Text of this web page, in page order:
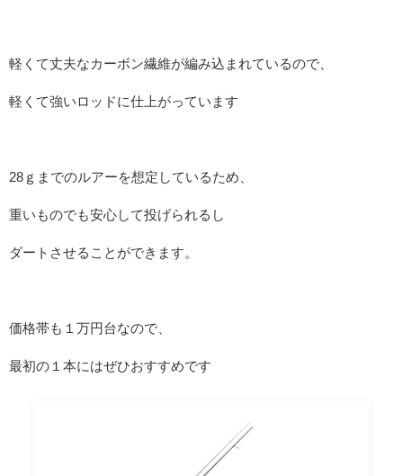
軽くて丈夫なカーボン繊維が編み込まれているので、
軽くて強いロッドに仕上がっています
28ｇまでのルアーを想定しているため、
重いものでも安心して投げられるし
ダートさせることができます。
価格帯も１万円台なので、
最初の１本にはぜひおすすめです